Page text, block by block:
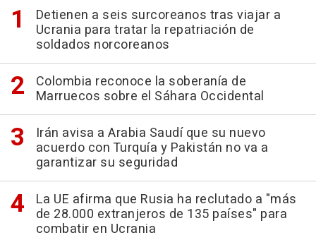
Detienen a seis surcoreanos tras viajar a
Ucrania para tratar la repatriación de
soldados norcoreanos
Colombia reconoce la soberanía de
Marruecos sobre el Sáhara Occidental
Irán avisa a Arabia Saudí que su nuevo
acuerdo con Turquía y Pakistán no va a
garantizar su seguridad
La UE afirma que Rusia ha reclutado a "más
de 28.000 extranjeros de 135 países" para
combatir en Ucrania